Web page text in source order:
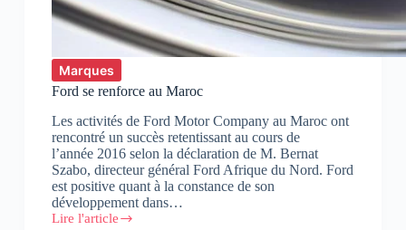
Marques
Ford se renforce au Maroc
Les activités de Ford Motor Company au Maroc ont
rencontré un succès retentissant au cours de
l’année 2016 selon la déclaration de M. Bernat
Szabo, directeur général Ford Afrique du Nord. Ford
est positive quant à la constance de son
développement dans…
Lire l'article
Ford